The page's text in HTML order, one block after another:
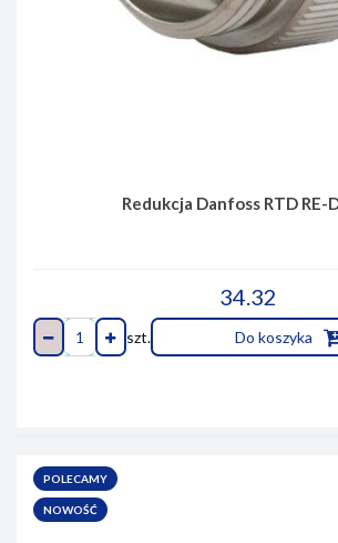
Redukcja Danfoss RTD RE-
34.32
szt. Do koszyka
POLECAMY
NOWOŚĆ